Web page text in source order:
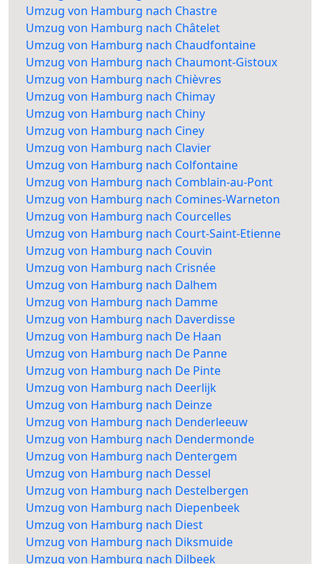
Umzug von Hamburg nach Chastre
Umzug von Hamburg nach Châtelet
Umzug von Hamburg nach Chaudfontaine
Umzug von Hamburg nach Chaumont-Gistoux
Umzug von Hamburg nach Chièvres
Umzug von Hamburg nach Chimay
Umzug von Hamburg nach Chiny
Umzug von Hamburg nach Ciney
Umzug von Hamburg nach Clavier
Umzug von Hamburg nach Colfontaine
Umzug von Hamburg nach Comblain-au-Pont
Umzug von Hamburg nach Comines-Warneton
Umzug von Hamburg nach Courcelles
Umzug von Hamburg nach Court-Saint-Etienne
Umzug von Hamburg nach Couvin
Umzug von Hamburg nach Crisnée
Umzug von Hamburg nach Dalhem
Umzug von Hamburg nach Damme
Umzug von Hamburg nach Daverdisse
Umzug von Hamburg nach De Haan
Umzug von Hamburg nach De Panne
Umzug von Hamburg nach De Pinte
Umzug von Hamburg nach Deerlijk
Umzug von Hamburg nach Deinze
Umzug von Hamburg nach Denderleeuw
Umzug von Hamburg nach Dendermonde
Umzug von Hamburg nach Dentergem
Umzug von Hamburg nach Dessel
Umzug von Hamburg nach Destelbergen
Umzug von Hamburg nach Diepenbeek
Umzug von Hamburg nach Diest
Umzug von Hamburg nach Diksmuide
Umzug von Hamburg nach Dilbeek